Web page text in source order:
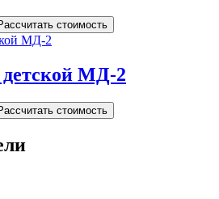
стоимость
МД-2
стоимость